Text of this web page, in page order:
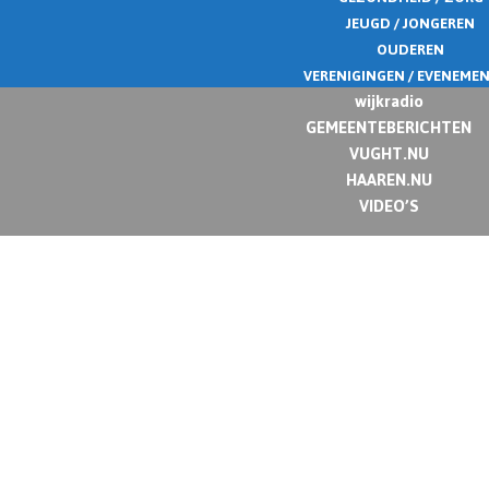
JEUGD / JONGEREN
OUDEREN
VERENIGINGEN /
wijkradio
GEMEENTEBERICHTEN
VUGHT.NU
HAAREN.NU
VIDEO’S